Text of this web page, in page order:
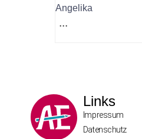
Angelika
...
Links
Impressum
Datenschutz